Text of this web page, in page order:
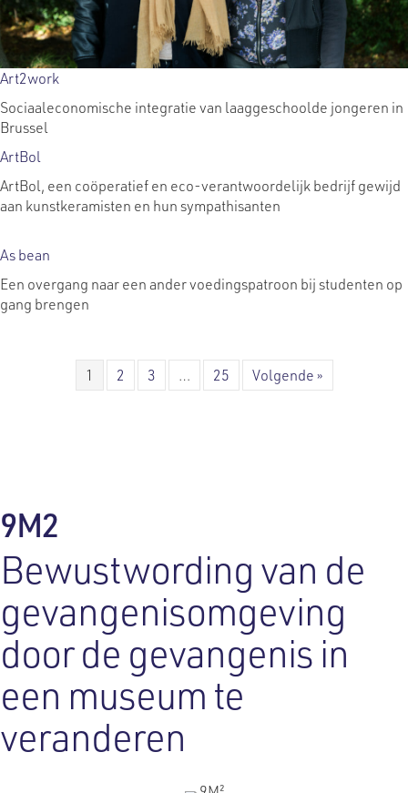
Art2work
Sociaaleconomische integratie van laaggeschoolde jongeren in
Brussel
ArtBol
ArtBol, een coöperatief en eco-verantwoordelijk bedrijf gewijd
aan kunstkeramisten en hun sympathisanten
As bean
Een overgang naar een ander voedingspatroon bij studenten op
gang brengen
1 2 3 … 25 Volgende »
9M2
Bewustwording van de
gevangenisomgeving
door de gevangenis in
een museum te
veranderen